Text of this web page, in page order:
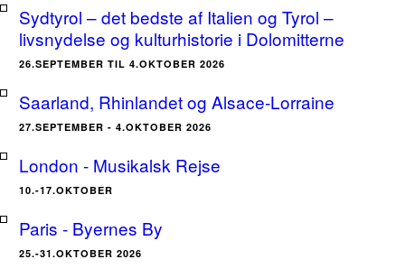
Sydtyrol – det bedste af Italien og Tyrol –
livsnydelse og kulturhistorie i Dolomitterne
26.SEPTEMBER TIL 4.OKTOBER 2026
Saarland, Rhinlandet og Alsace-Lorraine
27.SEPTEMBER - 4.OKTOBER 2026
London - Musikalsk Rejse
10.-17.OKTOBER
Paris - Byernes By
25.-31.OKTOBER 2026